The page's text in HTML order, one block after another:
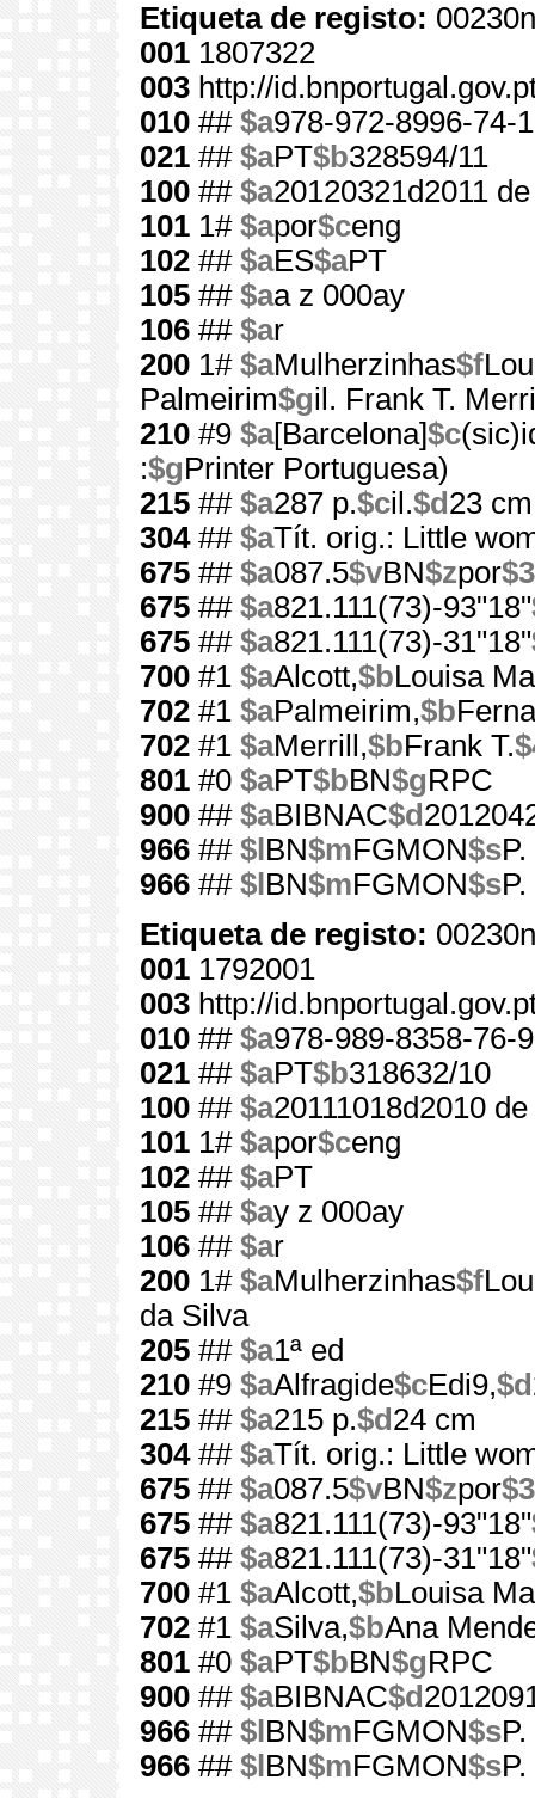
Etiqueta de registo:
001 1807322
003 http://
010 ## $a978-972-8996-74-1
021 ## $aPT$b328594/11
100 ## $a20120321d2011
101 1# $apor$ceng
102 ## $aES$aPT
105 ## $aa z 000ay
106 ## $ar
200 1# $aMulherzinhas$f
Palmeirim$gil. Frank T.
210 #9 $a[Barcelona]$c
:$gPrinter Portuguesa)
215 ## $a287 p.$cil.$d 23 cm
304## $aTít. orig.: Little
675 ## $a087.5$vBN$zpor$3
675 ## $a821.111(73)-93"18"
675 ## $a821.111(73)-31"18"
700 #1 $aAlcott,$bLouisa
702 #1 $aPalmeirim,$b
702 #1 $aMerrill,$bFrank T.
801 #0 $aPT$bBN$gRPC
900 ## $aBIBNAC$d
966 ## $l BN$mFGMON$s
966 ## $l BN$mFGMON$s
Etiqueta de registo:
001 1792001
003 http://
010 ## $a978-989-8358-76-9
021 ## $aPT$b318632/10
100 ## $a20111018d2010
101 1# $apor$ceng
102 ## $aPT
105 ## $ay z 000ay
106 ## $ar
200 1# $aMulherzinhas$f
da Silva
205 ## $a1ª ed
210 #9 $aAlfragide$cEdi9,$d
215 ## $a215 p.$d 24 cm
304## $aTít. orig.: Little
675 ## $a087.5$vBN$zpor$3
675 ## $a821.111(73)-93"18"
675 ## $a821.111(73)-31"18"
700 #1 $aAlcott,$bLouisa
702 #1 $aSilva,$bAna
801 #0 $aPT$bBN$gRPC
900 ## $aBIBNAC$d
966 ## $l BN$mFGMON$s
966 ## $l BN$mFGMON$s